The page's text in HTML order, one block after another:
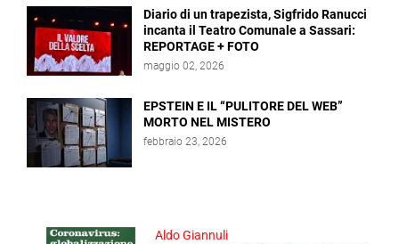
Diario di un trapezista, Sigfrido Ranucci
incanta il Teatro Comunale a Sassari:
REPORTAGE + FOTO
maggio 02, 2026
EPSTEIN E IL “PULITORE DEL WEB”
MORTO NEL MISTERO
febbraio 23, 2026
Aldo Giannuli